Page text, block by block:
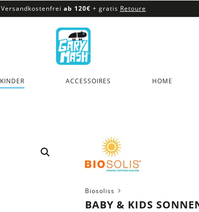
Versandkostenfrei ab 120€ + gratis Retoure
Versandkostenfreiab 120€
KINDER ACCESSOIRES HOME
Biosoliss
BABY & KIDS